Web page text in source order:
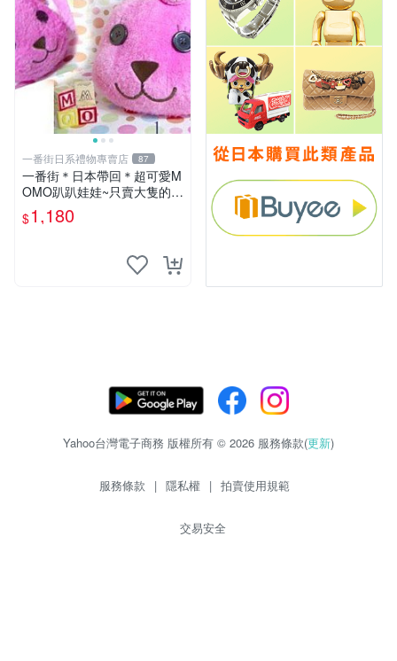
一番街日系禮物專賣店 87
一番街＊日本帶回＊超可愛M
OMO趴趴娃娃~只賣大隻的1
號~單隻價～生日禮物
$1,180
Yahoo台灣電子商務 版權所有 © 2026 服務條款(更新)
服務條款 | 隱私權 | 拍賣使用規範
交易安全